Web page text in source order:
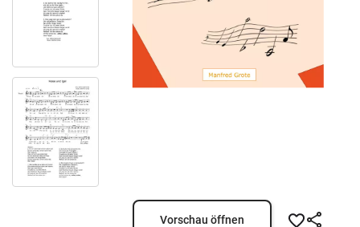
Vorschau öffnen